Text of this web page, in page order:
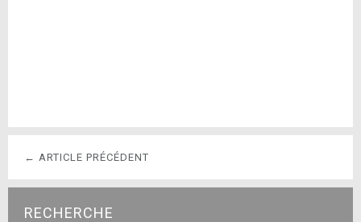
← ARTICLE PRÉCÉDENT
RECHERCHE